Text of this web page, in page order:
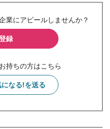
業にアピールしませんか？
録
持ちの方はこちら
なる!を送る